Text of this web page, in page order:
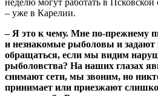
неделю могут работать в
– уже в Карелии.
– Я это к чему. Мне по-прежнему
и незнакомые рыболовы и задают
обращаться, если мы видим
рыболовства? На наших глазах
снимают сети, мы звоним, но
принимает или приезжают